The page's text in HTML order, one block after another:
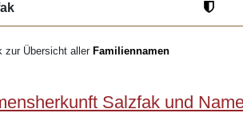
zur Übersicht aller Familiennamen
Salzfak und